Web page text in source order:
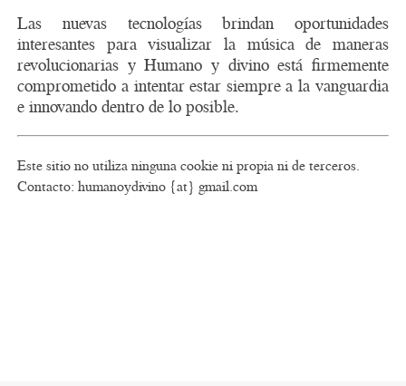
Las nuevas tecnologías brindan oportunidades
interesantes para visualizar la música de maneras
revolucionarias y Humano y divino está firmemente
comprometido a intentar estar siempre a la vanguardia
e innovando dentro de lo posible.
Este sitio no utiliza ninguna cookie ni propia ni de terceros.
Contacto: humanoydivino {at} gmail.com